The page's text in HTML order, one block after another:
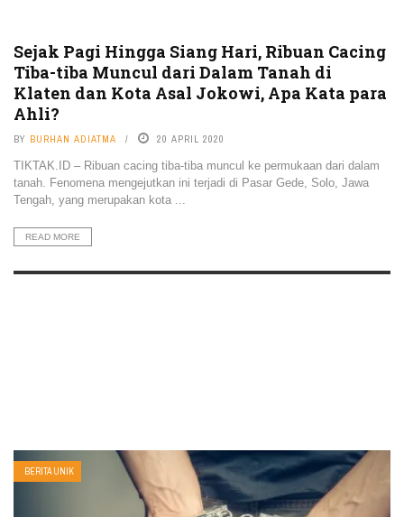
Sejak Pagi Hingga Siang Hari, Ribuan Cacing
Tiba-tiba Muncul dari Dalam Tanah di
Klaten dan Kota Asal Jokowi, Apa Kata para
Ahli?
BY BURHAN ADIATMA 20 APRIL 2020
TIKTAK.ID – Ribuan cacing tiba-tiba muncul ke permukaan dari dalam
tanah. Fenomena mengejutkan ini terjadi di Pasar Gede, Solo, Jawa
Tengah, yang merupakan kota ...
READ MORE
BERITA UNIK